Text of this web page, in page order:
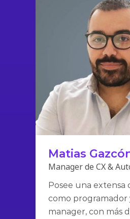
Matias
Manager de CX &
Posee una extensa
como programador
manager, con más